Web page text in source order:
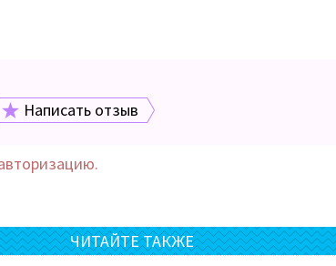
Написать отзыв
ЧИТАЙТЕ ТАКЖЕ